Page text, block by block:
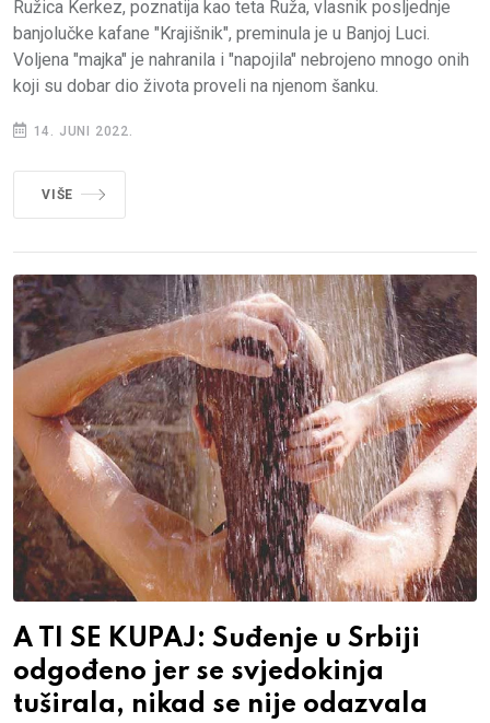
Ružica Kerkez, poznatija kao teta Ruža, vlasnik posljednje
banjolučke kafane "Krajišnik", preminula je u Banjoj Luci.
Voljena "majka" je nahranila i "napojila" nebrojeno mnogo onih
koji su dobar dio života proveli na njenom šanku.
14. JUNI 2022.
VIŠE
A TI SE KUPAJ: Suđenje u Srbiji
odgođeno jer se svjedokinja
tuširala, nikad se nije odazvala